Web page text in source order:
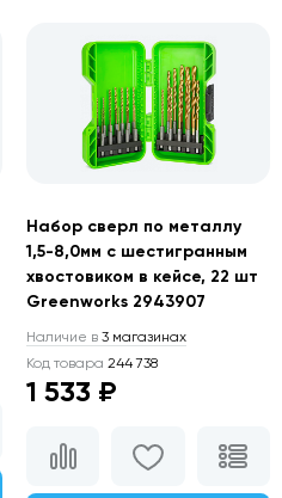
Набор сверл по металлу
1,5-8,0мм с шестигранным
хвостовиком в кейсе, 22 шт
Greenworks 2943907
Наличие в 3 магазинах
Код товара 244 738
1 533 ₽